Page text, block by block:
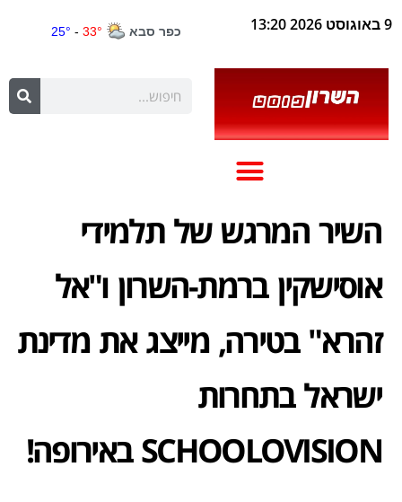
9 באוגוסט 2026 13:20
השיר המרגש של תלמידי
אוסישקין ברמת-השרון ו"אל
זהרא" בטירה, מייצג את מדינת
ישראל בתחרות
SCHOOLOVISION באירופה!